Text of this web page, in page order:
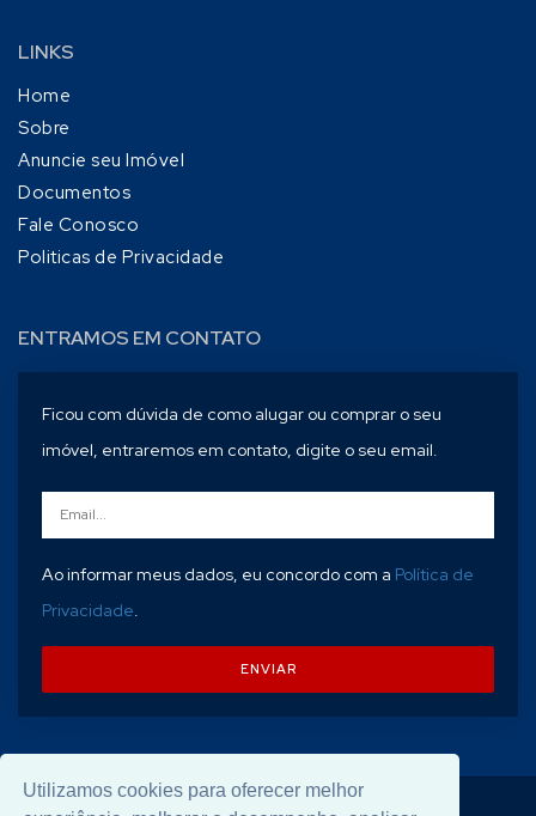
Utilizamos cookies para oferecer melhor
LINKS
Home
Sobre
Anuncie seu Imóvel
Documentos
Fale Conosco
Politicas de Privacidade
ENTRAMOS EM CONTATO
Ficou com dúvida de como alugar ou comprar o seu
imóvel, entraremos em contato, digite o seu email.
Ao informar meus dados, eu concordo com a Política de
Privacidade.
ENVIAR